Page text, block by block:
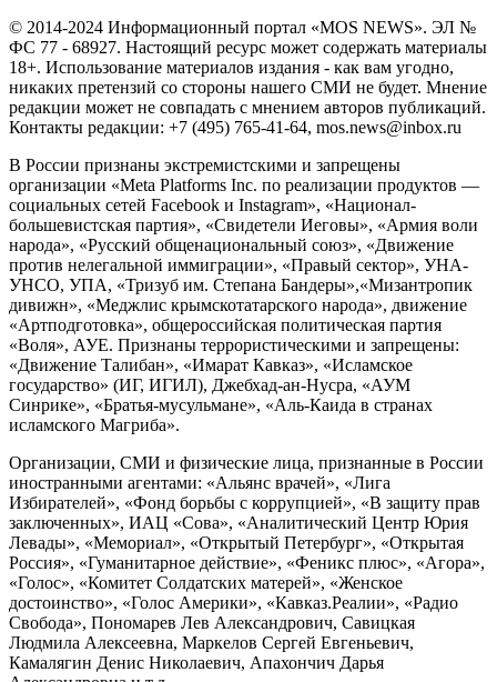
© 2014-2024 Информационный портал «MOS NEWS». ЭЛ №
ФС 77 - 68927. Настоящий ресурс может содержать материалы
18+. Использование материалов издания - как вам угодно,
никаких претензий со стороны нашего СМИ не будет. Мнение
редакции может не совпадать с мнением авторов публикаций.
Контакты редакции: +7 (495) 765-41-64, mos.news@inbox.ru
В России признаны экстремистскими и запрещены
организации «Meta Platforms Inc. по реализации продуктов —
социальных сетей Facebook и Instagram», «Национал-
большевистская партия», «Свидетели Иеговы», «Армия воли
народа», «Русский общенациональный союз», «Движение
против нелегальной иммиграции», «Правый сектор», УНА-
УНСО, УПА, «Тризуб им. Степана Бандеры»,«Мизантропик
дивижн», «Меджлис крымскотатарского народа», движение
«Артподготовка», общероссийская политическая партия
«Воля», АУЕ. Признаны террористическими и запрещены:
«Движение Талибан», «Имарат Кавказ», «Исламское
государство» (ИГ, ИГИЛ), Джебхад-ан-Нусра, «АУМ
Синрике», «Братья-мусульмане», «Аль-Каида в странах
исламского Магриба».
Организации, СМИ и физические лица, признанные в России
иностранными агентами: «Альянс врачей», «Лига
Избирателей», «Фонд борьбы с коррупцией», «В защиту прав
заключенных», ИАЦ «Сова», «Аналитический Центр Юрия
Левады», «Мемориал», «Открытый Петербург», «Открытая
Россия», «Гуманитарное действие», «Феникс плюс», «Агора»,
«Голос», «Комитет Солдатских матерей», «Женское
достоинство», «Голос Америки», «Кавказ.Реалии», «Радио
Свобода», Пономарев Лев Александрович, Савицкая
Людмила Алексеевна, Маркелов Сергей Евгеньевич,
Камалягин Денис Николаевич, Апахончич Дарья